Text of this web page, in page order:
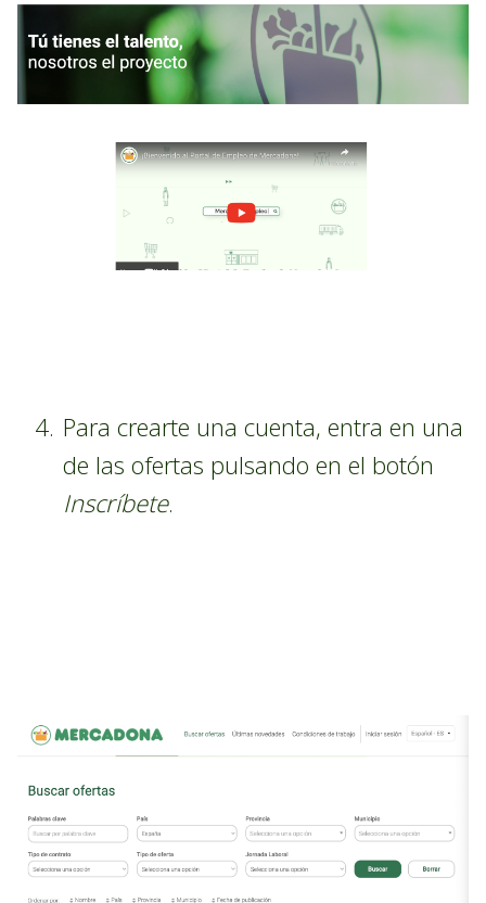
Para crearte una cuenta, entra en una
de las ofertas pulsando en el botón
Inscríbete.